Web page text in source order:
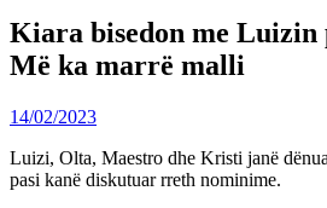
Kiara bisedon me Luizin
Më ka marrë malli
14/02/2023
Luizi, Olta, Maestro dhe Kristi janë
pasi kanë diskutuar rreth nominime.